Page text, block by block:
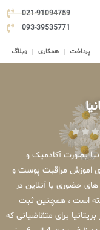
021-91094759
093-39535771
پرداخت همکاری وبلاگ
بصورت آکادمیک و
اموزش مراقبت پوست و
حضوری یا آنلاین در
است ، همچنین ثبت
برای متقاضیانی که